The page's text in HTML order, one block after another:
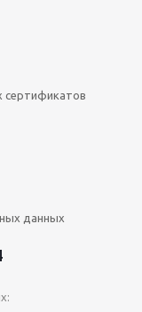
сертификатов
данных